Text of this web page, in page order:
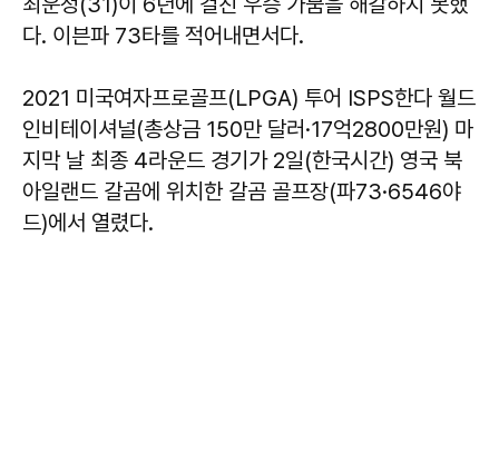
다. 이븐파 73타를 적어내면서다.
2021 미국여자프로골프(LPGA) 투어 ISPS한다 월드
인비테이셔널(총상금 150만 달러·17억2800만원) 마
지막 날 최종 4라운드 경기가 2일(한국시간) 영국 북
아일랜드 갈곰에 위치한 갈곰 골프장(파73·6546야
드)에서 열렸다.